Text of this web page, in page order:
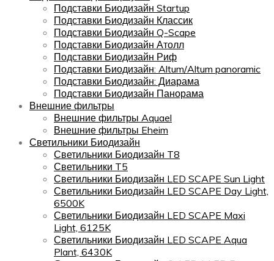
Подставки Биодизайн Startup
Подставки Биодизайн Классик
Подставки Биодизайн Q-Scape
Подставки Биодизайн Атолл
Подставки Биодизайн Риф
Подставки Биодизайн: Altum/Altum panoramic
Подставки Биодизайн: Диарама
Подставки Биодизайн Панорама
Внешние фильтры
Внешние фильтры Aquael
Внешние фильтры Eheim
Светильники Биодизайн
Светильники Биодизайн T8
Светильники T5
Светильники Биодизайн LED SCAPE Sun Light
Светильники Биодизайн LED SCAPE Day Light,
6500K
Светильники Биодизайн LED SCAPE Maxi
Light, 6125K
Светильники Биодизайн LED SCAPE Aqua
Plant, 6430K